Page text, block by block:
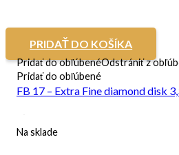
PRIDAŤ DO KOŠÍKA
Pridať do obľúbenéOdstrániť z
Pridať do obľúbené
FB 17 – Extra Fine diamond disk
Na sklade